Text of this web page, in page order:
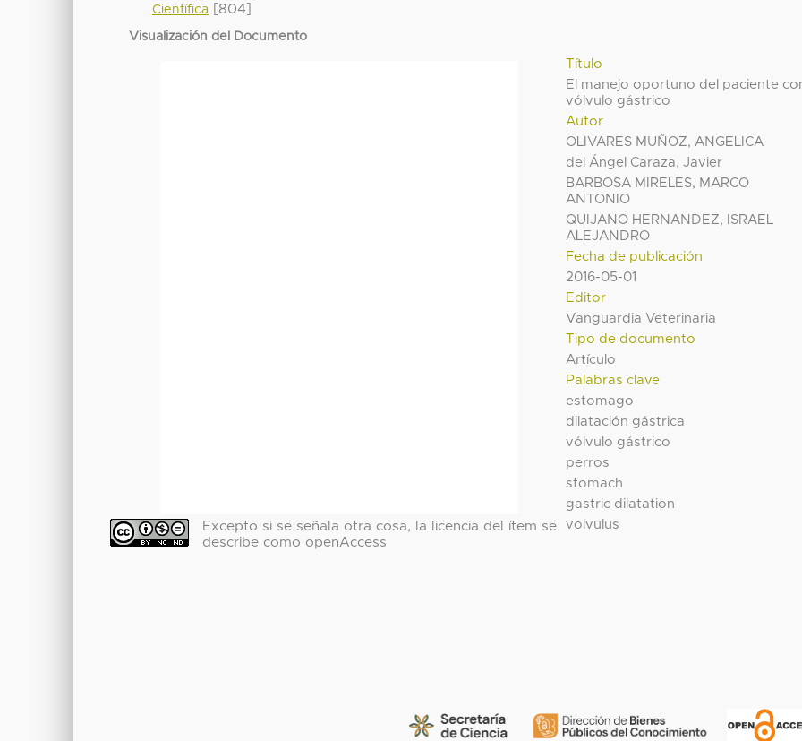
Científica [804]
Visualización del Documento
Título
El manejo oportuno del paciente
vólvulo gástrico
Autor
OLIVARES MUÑOZ, ANGELICA
del Ángel Caraza, Javier
BARBOSA MIRELES, MARCO
ANTONIO
QUIJANO HERNANDEZ, ISRAEL
ALEJANDRO
Fecha de publicación
2016-05-01
Editor
Vanguardia Veterinaria
Tipo de documento
Artículo
Palabras clave
estomago
dilatación gástrica
vólvulo gástrico
perros
stomach
gastric dilatation
volvulus
Excepto si se señala otra cosa, la licencia del ítem se
describe como openAccess